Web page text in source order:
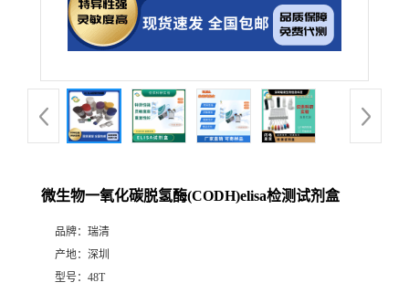
微生物一氧化碳脱氢酶(CODH)elisa检测试剂盒
品牌： 瑞清
产地： 深圳
型号： 48T